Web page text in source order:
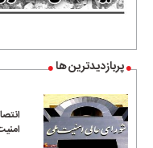
پربازدیدترین ها